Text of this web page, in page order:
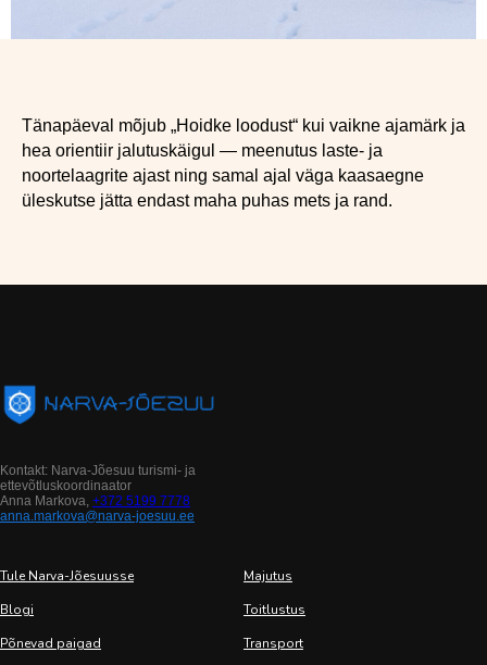
Tänapäeval mõjub „Hoidke loodust“ kui vaikne ajamärk ja
hea orientiir jalutuskäigul — meenutus laste- ja
noortelaagrite ajast ning samal ajal väga kaasaegne
üleskutse jätta endast maha puhas mets ja rand.
Kontakt: Narva-Jõesuu turismi- ja
ettevõtluskoordinaator
Anna Markova, +372 5199 7778
anna.markova@narva-joesuu.ee
Tule Narva-Jõesuusse
Blogi
Põnevad paigad
Majutus
Toitlustus
Transport